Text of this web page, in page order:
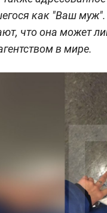
как "Ваш
что она может
в мире.